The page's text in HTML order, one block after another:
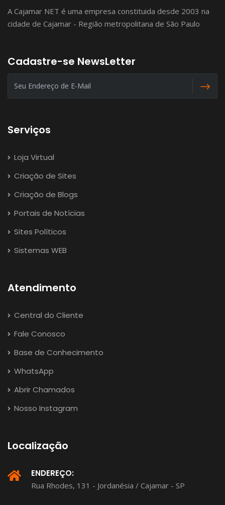
A Cajamar NET é uma empresa constituida desde 2003 na
cidade de Cajamar - Região metropolitana de São Paulo
Cadastre-se NewsLetter
Serviços
Loja Virtual
Criação de Sites
Criação de Blogs
Portais de Notícias
Sites Políticos
Sistemas WEB
Atendimento
Central do Cliente
Fale Conosco
Base de Conhecimento
WhatsApp
Abrir Chamados
Nosso Instagram
Localização
ENDEREÇO:
Rua Rhodes, 131 - Jordanésia / Cajamar - SP